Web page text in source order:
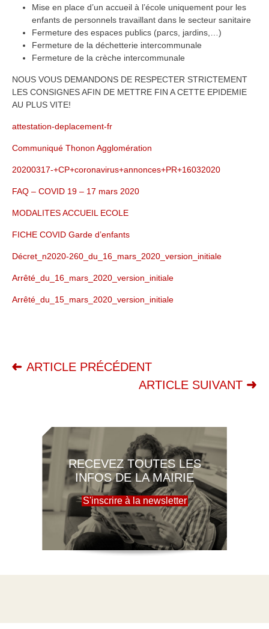
Mise en place d’un accueil à l’école uniquement pour les
enfants de personnels travaillant dans le secteur sanitaire
Fermeture des espaces publics (parcs, jardins,…)
Fermeture de la déchetterie intercommunale
Fermeture de la crèche intercommunale
NOUS VOUS DEMANDONS DE RESPECTER STRICTEMENT
LES CONSIGNES AFIN DE METTRE FIN A CETTE EPIDEMIE
AU PLUS VITE!
attestation-deplacement-fr
Communiqué Thonon Agglomération
20200317-+CP+coronavirus+annonces+PR+16032020
FAQ – COVID 19 – 17 mars 2020
MODALITES ACCUEIL ECOLE
FICHE COVID Garde d’enfants
Décret_n2020-260_du_16_mars_2020_version_initiale
Arrêté_du_16_mars_2020_version_initiale
Arrêté_du_15_mars_2020_version_initiale
ARTICLE PRÉCÉDENT
ARTICLE SUIVANT
RECEVEZ TOUTES LES
INFOS DE LA MAIRIE
S'inscrire à la newsletter